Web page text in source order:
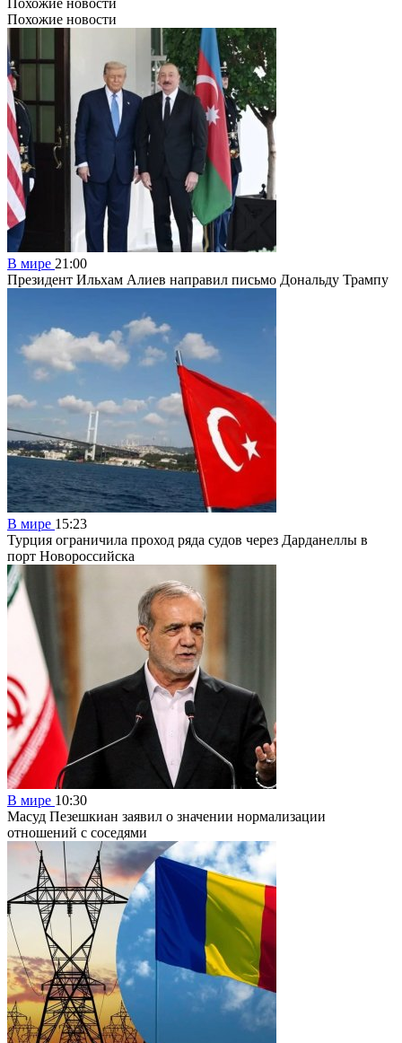
Похожие новости
В мире 21:00
Президент Ильхам Алиев направил письмо Дональду Трампу
В мире 15:23
Турция ограничила проход ряда судов через Дарданеллы в
порт Новороссийска
В мире 10:30
Масуд Пезешкиан заявил о значении нормализации
отношений с соседями